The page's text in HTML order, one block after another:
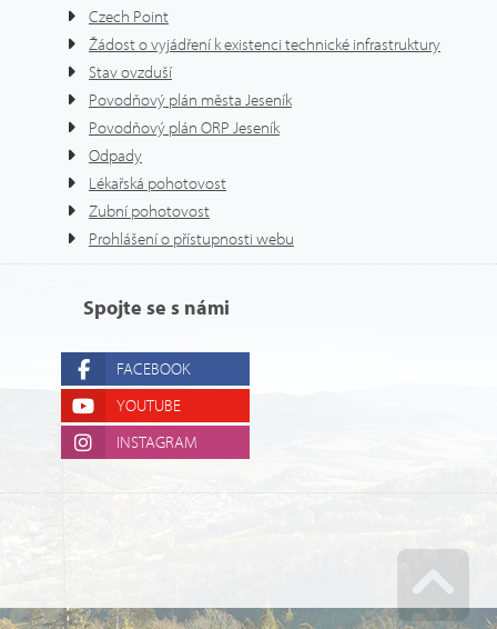
Czech Point
Žádost o vyjádření k existenci technické infrastruktury
Stav ovzduší
Povodňový plán města Jeseník
Povodňový plán ORP Jeseník
Odpady
Lékařská pohotovost
Zubní pohotovost
Prohlášení o přístupnosti webu
Spojte se s námi
FACEBOOK
YOUTUBE
INSTAGRAM